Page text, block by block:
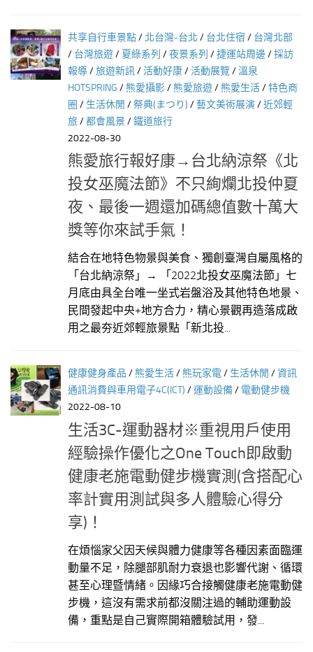
共享自行車景點/ 北台灣-台北 / 台北住宿 / 台灣北部
/ 台灣旅遊/ 夏綠系列 /夜景系列 /捷運站周邊 /採訪
報導/旅遊新訊/活動好康/活動展覽/溫泉
HOTSPRING / 熊愛攝影/ 熊愛旅遊/ 熊愛生活/特色商
圈 / 生活休閒 /祭典(まつり) /藝文美術展演 /近郊輕
旅/都會風景 /鐵道旅行
2022-08-30
熊愛旅行報好康→台北納涼祭《北
投女巫魔法節》不只絢爛北投仲夏
夜、最後一週還加碼總值數十萬大
獎等你來試手氣！
結合在地特色物景與美食、獨創臺灣自屬風格的
「台北納涼祭」→ 「2022北投女巫魔法節」七
月底由具全台唯一坐式岩盤浴及其他特色地景、
民間發起中央+地方合力，精心景觀再造落成啟
用之最夯近郊輕旅景點「新北投...
健康健身產品 / 熊愛生活/ 熊玩家電/ 生活休閒 /資訊
通訊消費與車用電子4C(ICT) /運動設備/ 電動健步機
2022-08-10
生活3C-運動器材※重視用戶使用
經驗操作優化之One Touch即啟動
健康老施電動健步機實測(含搭配心
率計實用測試與多人體驗心得分
享)！
在煩惱家父因天候與體力健康等各種因素面臨運
動量不足，除腿部肌耐力衰退也影響代謝、循環
甚至心理暨情緒。因緣巧合接觸健康老施電動健
步機，這沒有需求前都沒關注過的輔助運動設
備，重點是自己實際開箱體驗試用，發...